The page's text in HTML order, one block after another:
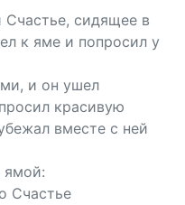
сидящее в
к яме и попросил у
и он ушел
красивую
вместе с ней
ямой:
Счастье